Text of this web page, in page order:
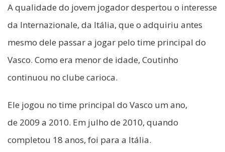
A qualidade do jovem jogador despertou o interesse
da Internazionale, da Itália, que o adquiriu antes
mesmo dele passar a jogar pelo time principal do
Vasco. Como era menor de idade, Coutinho
continuou no clube carioca.
Ele jogou no time principal do Vasco um ano,
de 2009 a 2010. Em julho de 2010, quando
completou 18 anos, foi para a Itália.